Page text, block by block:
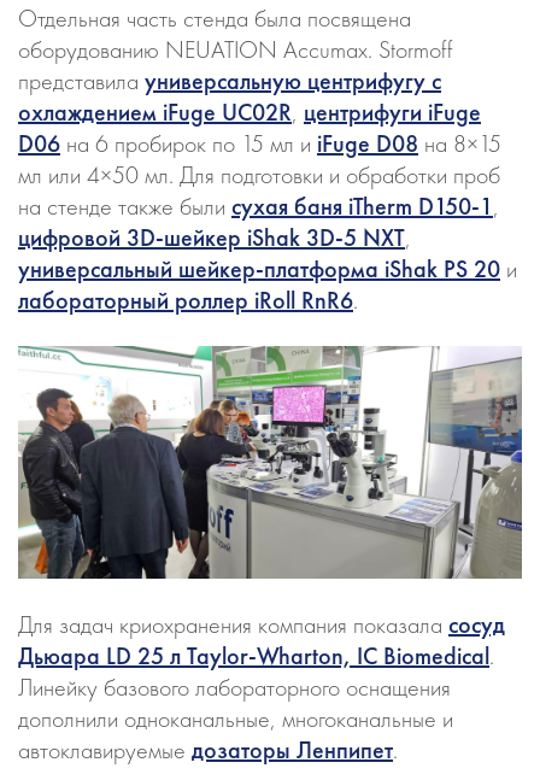
Отдельная часть стенда была посвящена
оборудованию NEUATION Accumax. Stormoff
представила универсальную центрифугу с
охлаждением iFuge UC02R, центрифуги iFuge
D06 на 6 пробирок по 15 мл и iFuge D08 на 8×15
мл или 4×50 мл. Для подготовки и обработки проб
на стенде также были сухая баня iTherm D150-1,
цифровой 3D-шейкер iShak 3D-5 NXT,
универсальный шейкер-платформа iShak PS 20 и
лабораторный роллер iRoll RnR6.
Для задач криохранения компания показала сосуд
Дьюара LD 25 л Taylor-Wharton, IC Biomedical.
Линейку базового лабораторного оснащения
дополнили одноканальные, многоканальные и
автоклавируемые дозаторы Ленпипет.